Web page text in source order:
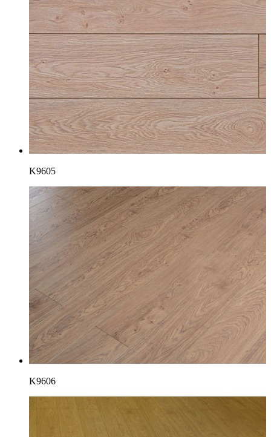
K9605
K9606